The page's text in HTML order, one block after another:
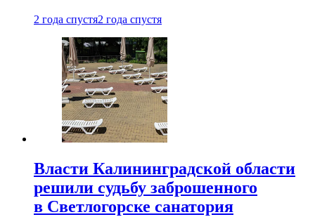
2 года спустя2 года спустя
Власти Калининградской области
решили судьбу заброшенного
в Светлогорске санатория